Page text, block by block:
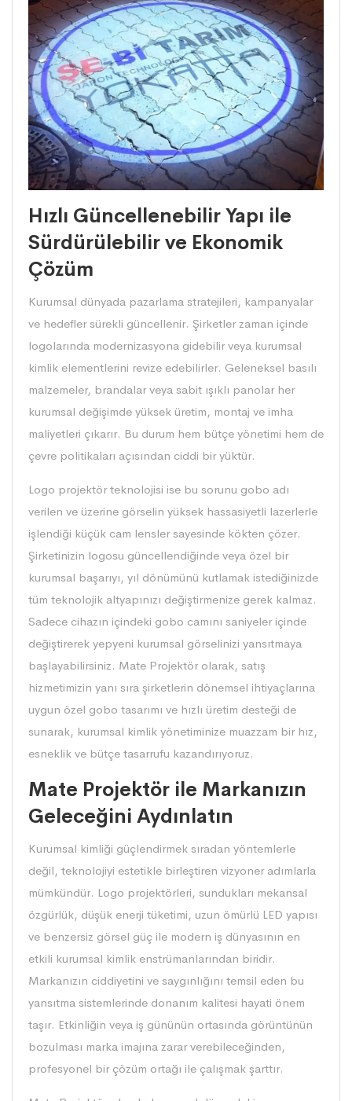
Hızlı Güncellenebilir Yapı ile
Sürdürülebilir ve Ekonomik
Çözüm
Kurumsal dünyada pazarlama stratejileri, kampanyalar
ve hedefler sürekli güncellenir. Şirketler zaman içinde
logolarında modernizasyona gidebilir veya kurumsal
kimlik elementlerini revize edebilirler. Geleneksel basılı
malzemeler, brandalar veya sabit ışıklı panolar her
kurumsal değişimde yüksek üretim, montaj ve imha
maliyetleri çıkarır. Bu durum hem bütçe yönetimi hem de
çevre politikaları açısından ciddi bir yüktür.
Logo projektör teknolojisi ise bu sorunu gobo adı
verilen ve üzerine görselin yüksek hassasiyetli lazerlerle
işlendiği küçük cam lensler sayesinde kökten çözer.
Şirketinizin logosu güncellendiğinde veya özel bir
kurumsal başarıyı, yıl dönümünü kutlamak istediğinizde
tüm teknolojik altyapınızı değiştirmenize gerek kalmaz.
Sadece cihazın içindeki gobo camını saniyeler içinde
değiştirerek yepyeni kurumsal görselinizi yansıtmaya
başlayabilirsiniz. Mate Projektör olarak, satış
hizmetimizin yanı sıra şirketlerin dönemsel ihtiyaçlarına
uygun özel gobo tasarımı ve hızlı üretim desteği de
sunarak, kurumsal kimlik yönetiminize muazzam bir hız,
esneklik ve bütçe tasarrufu kazandırıyoruz.
Mate Projektör ile Markanızın
Geleceğini Aydınlatın
Kurumsal kimliği güçlendirmek sıradan yöntemlerle
değil, teknolojiyi estetikle birleştiren vizyoner adımlarla
mümkündür. Logo projektörleri, sundukları mekansal
özgürlük, düşük enerji tüketimi, uzun ömürlü LED yapısı
ve benzersiz görsel güç ile modern iş dünyasının en
etkili kurumsal kimlik enstrümanlarından biridir.
Markanızın ciddiyetini ve saygınlığını temsil eden bu
yansıtma sistemlerinde donanım kalitesi hayati önem
taşır. Etkinliğin veya iş gününün ortasında görüntünün
bozulması marka imajına zarar verebileceğinden,
profesyonel bir çözüm ortağı ile çalışmak şarttır.